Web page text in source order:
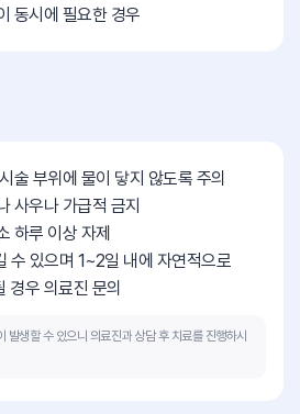
동시에 필요한 경우
술 부위에 물이 닿지 않도록 주의
사우나 가급적 금지
하루 이상 자제
수 있으며 1~2일 내에 자연적으로
경우 의료진 문의
발생할 수 있으니 의료진과 상담 후 치료를 진행하시